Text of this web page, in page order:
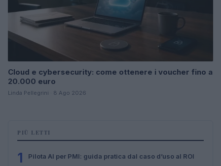
Cloud e cybersecurity: come ottenere i voucher fino a
20.000 euro
Linda Pellegrini · 8 Ago 2026
PIÙ LETTI
1 Pilota AI per PMI: guida pratica dal caso d’uso al ROI